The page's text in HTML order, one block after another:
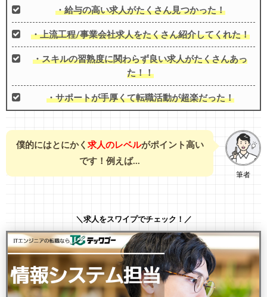
・給与の高い求人がたくさん見つかった！
・上流工程/事業会社求人をたくさん紹介してくれた！
・スキルの習熟度に関わらず良い求人がたくさんあっ
た！！
・サポートが手厚くて転職活動が超楽だった！
筆者
僕的にはとにかく 求人のレベルがポイント高い
です！例えば…
＼求人をスワイプでチェック！／